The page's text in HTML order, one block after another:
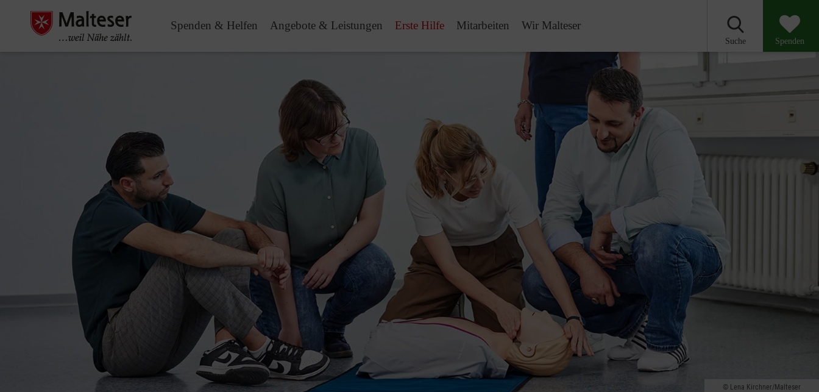
Spenden & Helfen Angebote & Leistungen Erste Hilfe Mitarbeiten Wir Malteser
Suche Spenden
Lena Kirchner/Malteser